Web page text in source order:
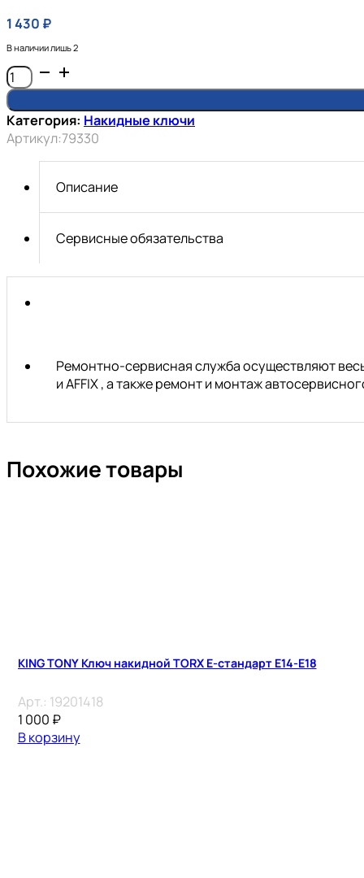
1 430 ₽
В наличии лишь 2
Количество
товара
Ключ
силовой,
накидной
30mm
Категория: Накидные ключи
Артикул:79330
Описание
Сервисные обязательства
Ремонтно-сервисная служба осуществляют
и AFFIX , а также ремонт и монтаж
Похожие товары
KING TONY Ключ накидной TORX E-стандарт E14-E18
Арт.: 19201418
1 000 ₽
В корзину